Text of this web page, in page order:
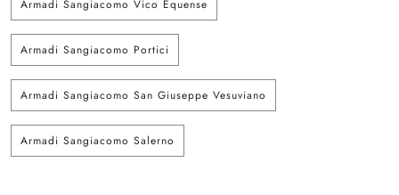
Armadi Sangiacomo Vico Equense
Armadi Sangiacomo Portici
Armadi Sangiacomo San Giuseppe Vesuviano
Armadi Sangiacomo Salerno